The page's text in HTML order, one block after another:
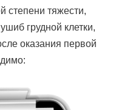
степени тяжести,
грудной клетки,
оказания первой